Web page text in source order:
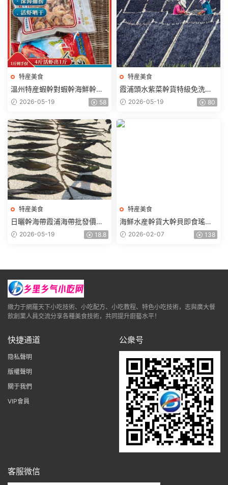
特産美食
溫州特産蝦幹對蝦幹海鮮幹貨
天然曬幹幹蝦海蝦幹貨
2026-05-19 58
特産美食
霞浦頭水紫菜幹貨特級免洗無
沙無鹽商用蛋花湯一級純散裝
2026-05-19 80
特産美食
日曬幹海帶霞浦海帶批發價火
鍋食材散裝海帶批發煲湯無沙
2026-05-19 18.8
特産美食
海鮮水産幹貨大幹貝即食瑤柱
幹貝扇貝幹貨500g福建特産
2026-02-07 138
緻力于網羅天下小吃技術、小吃配方、小吃教程、特色小吃技術，志與廣大餐
飲創業人員交流分享各種美食技術，共同提升廚藝水平！
快捷通道
隐私聲明
版權聲明
關于我們
VIP會員
公衆号
客服微信